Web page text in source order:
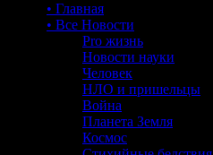
• Главная
• Все Новости
Pro жизнь
Новости науки
Человек
НЛО и пришельцы
Война
Планета Земля
Космос